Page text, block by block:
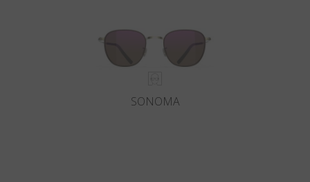
SONOMA